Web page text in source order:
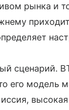
рынка и
сценарий.
его модель